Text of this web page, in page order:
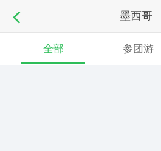
墨西哥
全部 参团游